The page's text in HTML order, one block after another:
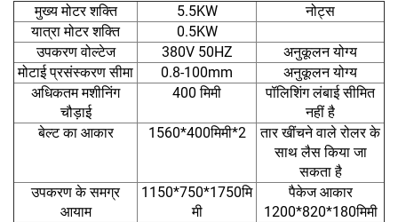
मुख्य मोटर शक्ति
5.5KW
नोट्स
यात्रा मोटर शक्ति
0.5KW
उपकरण वोल्टेज
380V 50HZ
अनुकूलन योग्य
मोटाई प्रसंस्करण सीमा
0.8-100mm
अनुकूलन योग्य
अधिकतम मशीनिंग
चौड़ाई
400 मिमी
पॉलिशिंग लंबाई सीमित
नहीं है
बेल्ट का आकार
1560*400मिमी*2
तार खींचने वाले रोलर के
साथ लैस किया जा
सकता है
उपकरण के समग्र
आयाम
1150*750*1750मि
मी
पैकेज आकार
1200*820*180मिमी